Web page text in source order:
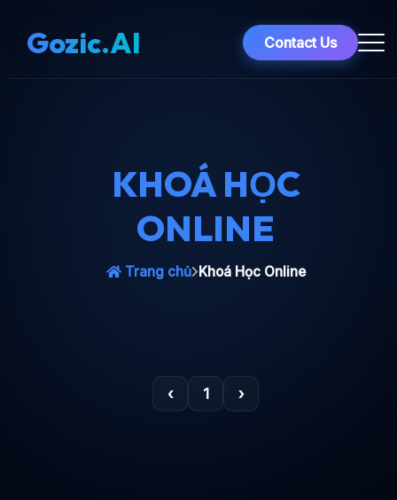
Gozic.AI Contact Us
KHOÁ HỌC
ONLINE
Trang chủ Khoá Học Online
‹ 1 ›